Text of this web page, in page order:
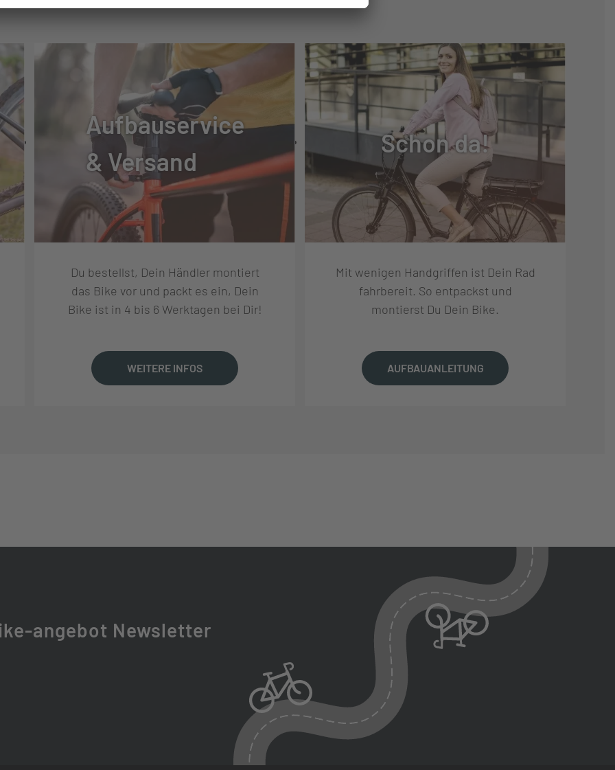
5-GANG
DREHGRIFF
ALMOTION, 55-584, PANNENSCHUTZ, REFLEX
Aufbauservice
& Versand
Du bestellst, Dein Händler montiert
das Bike vor und packt es ein, Dein
Bike ist in 4 bis 6 Werktagen bei Dir!
WEITERE INFOS
Schon da!
Mit wenigen Handgriffen ist Dein Rad
fahrbereit. So entpackst und
montierst Du Dein Bike.
AUFBAUANLEITUNG
angebot Newsletter